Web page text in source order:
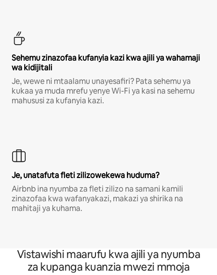
Sehemu zinazofaa kufanyia kazi kwa ajili ya wahamaji
wa kidijitali
Je, wewe ni mtaalamu unayesafiri? Pata sehemu ya
kukaa ya muda mrefu yenye Wi-Fi ya kasi na sehemu
mahususi za kufanyia kazi.
Je, unatafuta fleti zilizowekewa huduma?
Airbnb ina nyumba za fleti zilizo na samani kamili
zinazofaa kwa wafanyakazi, makazi ya shirika na
mahitaji ya kuhama.
Vistawishi maarufu kwa ajili ya nyumba
za kupanga kuanzia mwezi mmoja